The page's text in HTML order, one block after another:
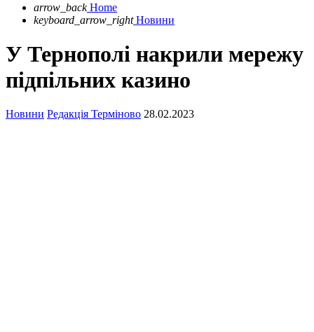
arrow_back Home
keyboard_arrow_right Новини
У Тернополі накрили мережу
підпільних казино
Новини Редакція Терміново 28.02.2023